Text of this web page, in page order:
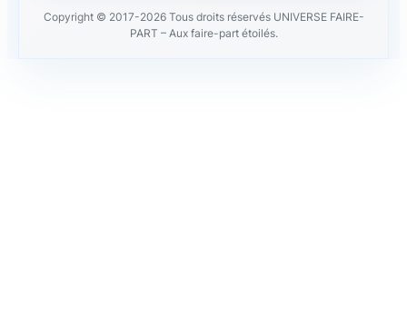
Copyright © 2017-2026 Tous droits réservés UNIVERSE FAIRE-
PART – Aux faire-part étoilés.